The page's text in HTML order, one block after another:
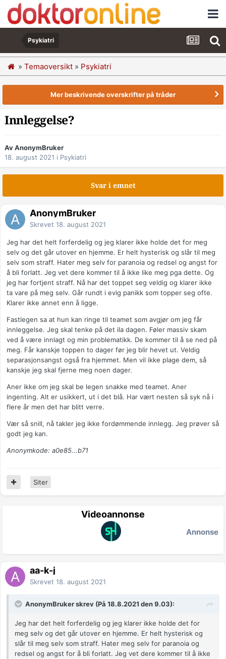
Psykiatri
» Temaoversikt » Psykiatri
Mer beskrivende overskrifter på tråder
Innleggelse?
Av AnonymBruker
18. august 2021 i Psykiatri
Svar i emnet
AnonymBruker
Skrevet 18. august 2021
Jeg har det helt forferdelig og jeg klarer ikke holde det for meg
selv og det går utover en hjemme. Er helt hysterisk og slår til meg
selv som straff. Hater meg selv for paranoia og redsel og angst for
å bli forlatt. Jeg vet dere kommer til å ikke like meg pga dette. Og
jeg har fortjent straff. Nå har det toppet seg veldig og klarer ikke
ta vare på meg selv. Går rundt i evig panikk som topper seg ofte.
Klarer ikke annet enn å ligge.
Fastlegen sa at hun kan ringe til teamet som avgjør om jeg får
innleggelse. Jeg skal tenke på det ila dagen. Føler massiv skam
ved å være innlagt og min problematikk. De kommer til å se ned på
meg. Får kanskje toppen to dager før jeg blir hevet ut. Veldig
separasjonsangst også fra hjemmet. Men vil ikke plage dem, så
kanskje jeg skal fjerne meg noen dager.
Aner ikke om jeg skal be legen snakke med teamet. Aner
ingenting. Alt er usikkert, ut i det blå. Har vært nesten så syk nå i
flere år men det har blitt verre.
Vær så snill, nå takler jeg ikke fordømmende innlegg. Jeg prøver så
godt jeg kan.
Anonymkode: a0e85...b71
Siter
Videoannonse
Annonse
aa-k-j
Skrevet 18. august 2021
AnonymBruker skrev (På 18.8.2021 den 9.03):
Jeg har det helt forferdelig og jeg klarer ikke holde det for
meg selv og det går utover en hjemme. Er helt hysterisk og
slår til meg selv som straff. Hater meg selv for paranoia og
redsel og angst for å bli forlatt. Jeg vet dere kommer til å ikke